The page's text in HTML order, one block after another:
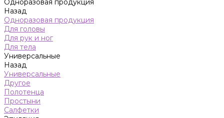
Одноразовая продукция
Назад
Одноразовая продукция
Для головы
Для рук и ног
Для тела
Универсальные
Назад
Универсальные
Другое
Полотенца
Простыни
Салфетки